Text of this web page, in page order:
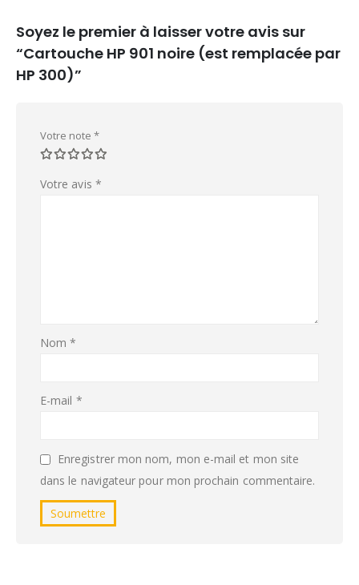
Soyez le premier à laisser votre avis sur
“Cartouche HP 901 noire (est remplacée par
HP 300)”
Votre note *
Votre avis *
Nom*
E-mail *
Enregistrer mon nom, mon e-mail et mon site
dans le navigateur pour mon prochain commentaire.